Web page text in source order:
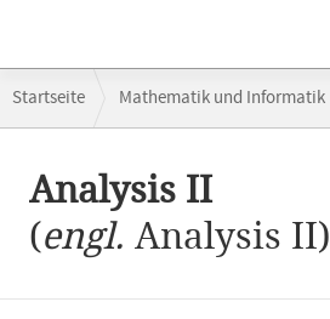
Navigation
Startseite Mathematik und Informatik
Analysis II
(engl. Analysis II)